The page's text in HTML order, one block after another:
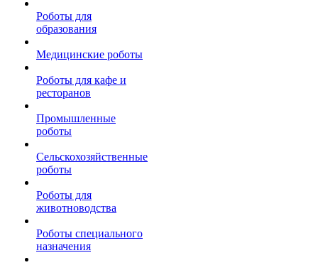
Роботы для
образования
Медицинские роботы
Роботы для кафе и
ресторанов
Промышленные
роботы
Сельскохозяйственные
роботы
Роботы для
животноводства
Роботы специального
назначения